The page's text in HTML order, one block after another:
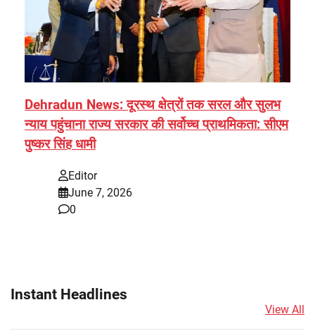
Dehradun News: दूरस्थ क्षेत्रों तक सरल और सुलभ
न्याय पहुंचाना राज्य सरकार की सर्वोच्च प्राथमिकता: सीएम
पुष्कर सिंह धामी
Editor
June 7, 2026
0
Instant Headlines
View All